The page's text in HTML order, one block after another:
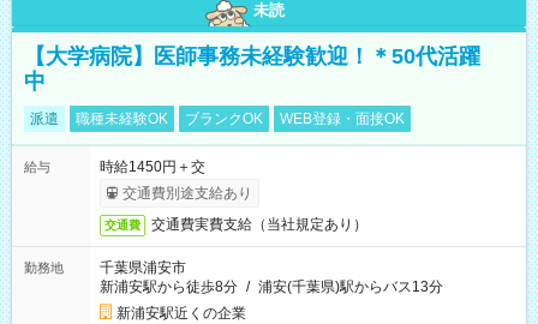
未読
【大学病院】医師事務未経験歓迎！＊50代活躍
中
派遣 職種未経験OK ブランクOK WEB登録・面接OK
給与
時給1450円＋交
交通費別途支給あり
交通費 交通費実費支給（当社規定あり）
勤務地
千葉県浦安市
新浦安駅から徒歩8分 / 浦安(千葉県)駅からバス13分
新浦安駅近くの企業